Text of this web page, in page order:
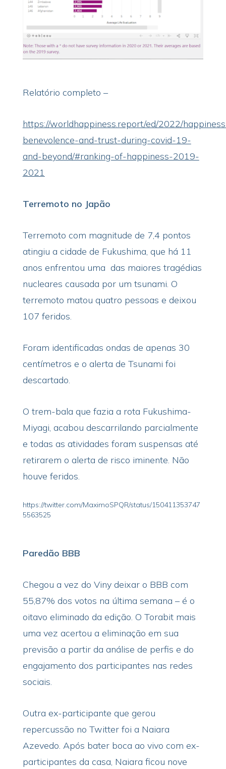
Relatório completo –
https://worldhappiness.report/ed/2022/
benevolence-and-trust-during-covid-19-
and-beyond/#ranking-of-happiness-2019-
2021
Terremoto no Japão
Terremoto com magnitude de 7,4 pontos
atingiu a cidade de Fukushima, que há 11
anos enfrentou uma das maiores tragédias
nucleares causada por um tsunami. O
terremoto matou quatro pessoas e deixou
107 feridos.
Foram identificadas ondas de apenas 30
centímetros e o alerta de Tsunami foi
descartado.
O trem-bala que fazia a rota Fukushima-
Miyagi, acabou descarrilando parcialmente
e todas as atividades foram suspensas até
retirarem o alerta de risco iminente. Não
houve feridos.
https://twitter.com/MaximoSPQR/status/150411353747
5563525
Paredão BBB
Chegou a vez do Viny deixar o BBB com
55,87% dos votos na última semana – é o
oitavo eliminado da edição. O Torabit mais
uma vez acertou a eliminação em sua
previsão a partir da análise de perfis e do
engajamento dos participantes nas redes
sociais.
Outra ex-participante que gerou
repercussão no Twitter foi a Naiara
Azevedo. Após bater boca ao vivo com ex-
participantes da casa, Naiara ficou nove